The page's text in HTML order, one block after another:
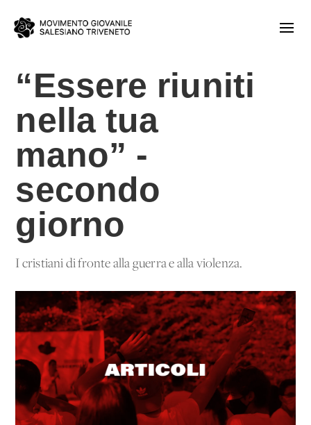
“Essere riuniti
nella tua
mano” -
secondo
giorno
I cristiani di fronte alla guerra e alla violenza.